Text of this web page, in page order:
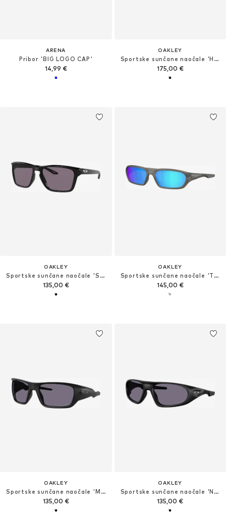
ARENA
Pribor 'BIG LOGO CAP'
14,99 €
OAKLEY
Sportske sunčane naočale 'HSTN'
175,00 €
OAKLEY
Sportske sunčane naočale 'SYLAS'
135,00 €
OAKLEY
Sportske sunčane naočale 'TERRAFORMA'
145,00 €
OAKLEY
Sportske sunčane naočale 'MASSETER'
135,00 €
OAKLEY
Sportske sunčane naočale 'NEOFORMA'
135,00 €